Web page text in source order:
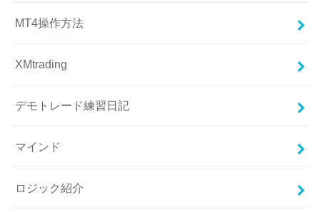
MT4操作方法
XMtrading
デモトレード練習日記
マインド
ロジック紹介